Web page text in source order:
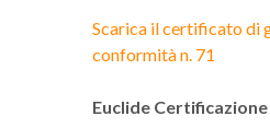
Scarica il certificato di
conformità n. 71
Euclide